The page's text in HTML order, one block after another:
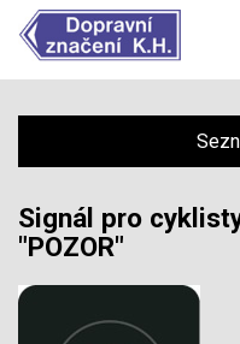
Signál pro
"POZOR"